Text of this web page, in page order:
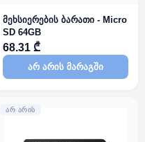
მეხსიერების ბარათი - Micro
SD 64GB
68.31 ₾
არ არის მარაგში
ᲐᲠ ᲐᲠᲘᲡ